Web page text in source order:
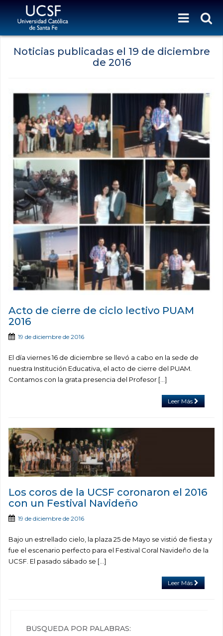
Noticias publicadas el 19 de diciembre
de 2016
Acto de cierre de ciclo lectivo PUAM
2016
19 de diciembre de 2016
El día viernes 16 de diciembre se llevó a cabo en la sede de
nuestra Institución Educativa, el acto de cierre del PUAM.
Contamos con la grata presencia del Profesor […]
Leer Más
Los coros de la UCSF coronaron el 2016
con un Festival Navideño
19 de diciembre de 2016
Bajo un estrellado cielo, la plaza 25 de Mayo se vistió de fiesta y
fue el escenario perfecto para el Festival Coral Navideño de la
UCSF. El pasado sábado se […]
Leer Más
BÚSQUEDA POR PALABRAS: